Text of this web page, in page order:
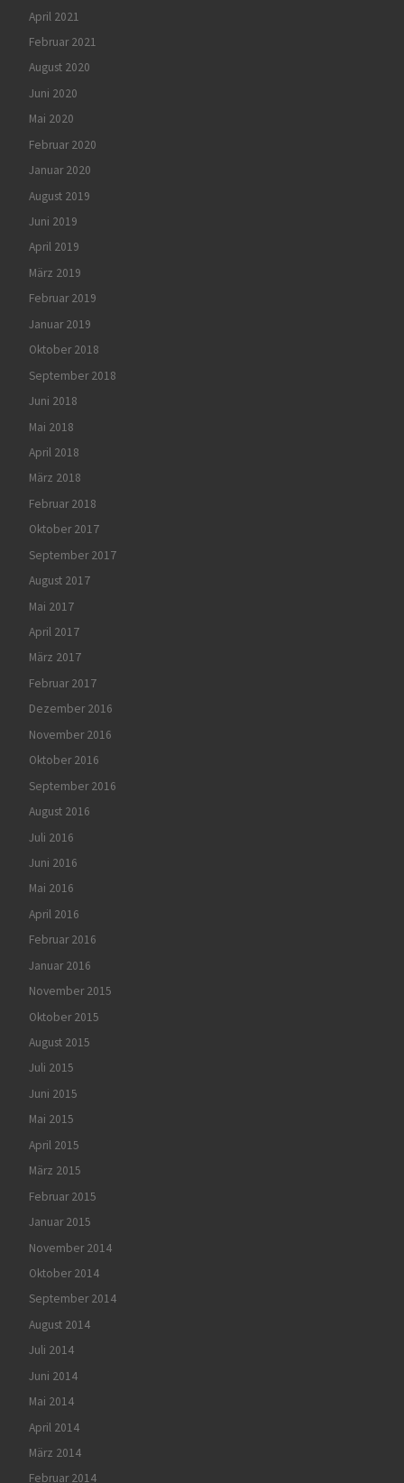
April 2021
Februar 2021
August 2020
Juni 2020
Mai 2020
Februar 2020
Januar 2020
August 2019
Juni 2019
April 2019
März 2019
Februar 2019
Januar 2019
Oktober 2018
September 2018
Juni 2018
Mai 2018
April 2018
März 2018
Februar 2018
Oktober 2017
September 2017
August 2017
Mai 2017
April 2017
März 2017
Februar 2017
Dezember 2016
November 2016
Oktober 2016
September 2016
August 2016
Juli 2016
Juni 2016
Mai 2016
April 2016
Februar 2016
Januar 2016
November 2015
Oktober 2015
August 2015
Juli 2015
Juni 2015
Mai 2015
April 2015
März 2015
Februar 2015
Januar 2015
November 2014
Oktober 2014
September 2014
August 2014
Juli 2014
Juni 2014
Mai 2014
April 2014
März 2014
Februar 2014